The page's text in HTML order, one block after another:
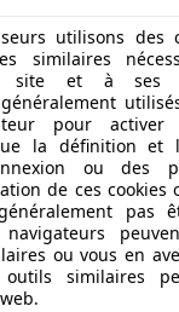
utilisons des
similaires
site et à ses
pour activer
la définition et
ou des
de ces cookies
pas
navigateurs
ou vous en
similaires